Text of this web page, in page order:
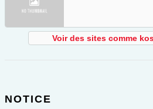
Voir des sites comme
NOTICE